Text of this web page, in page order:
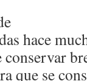
hace
que se